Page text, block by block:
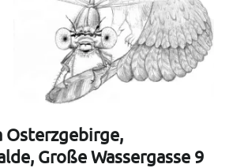
Osterzgebirge,
Große Wassergasse 9